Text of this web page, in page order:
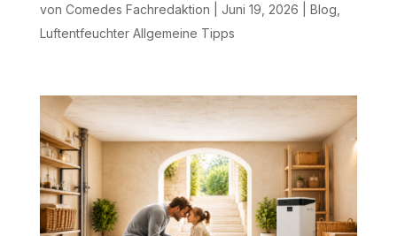
von Comedes Fachredaktion Juni 19, 2026 Blog
Luftentfeuchter Allgemeine Tipps